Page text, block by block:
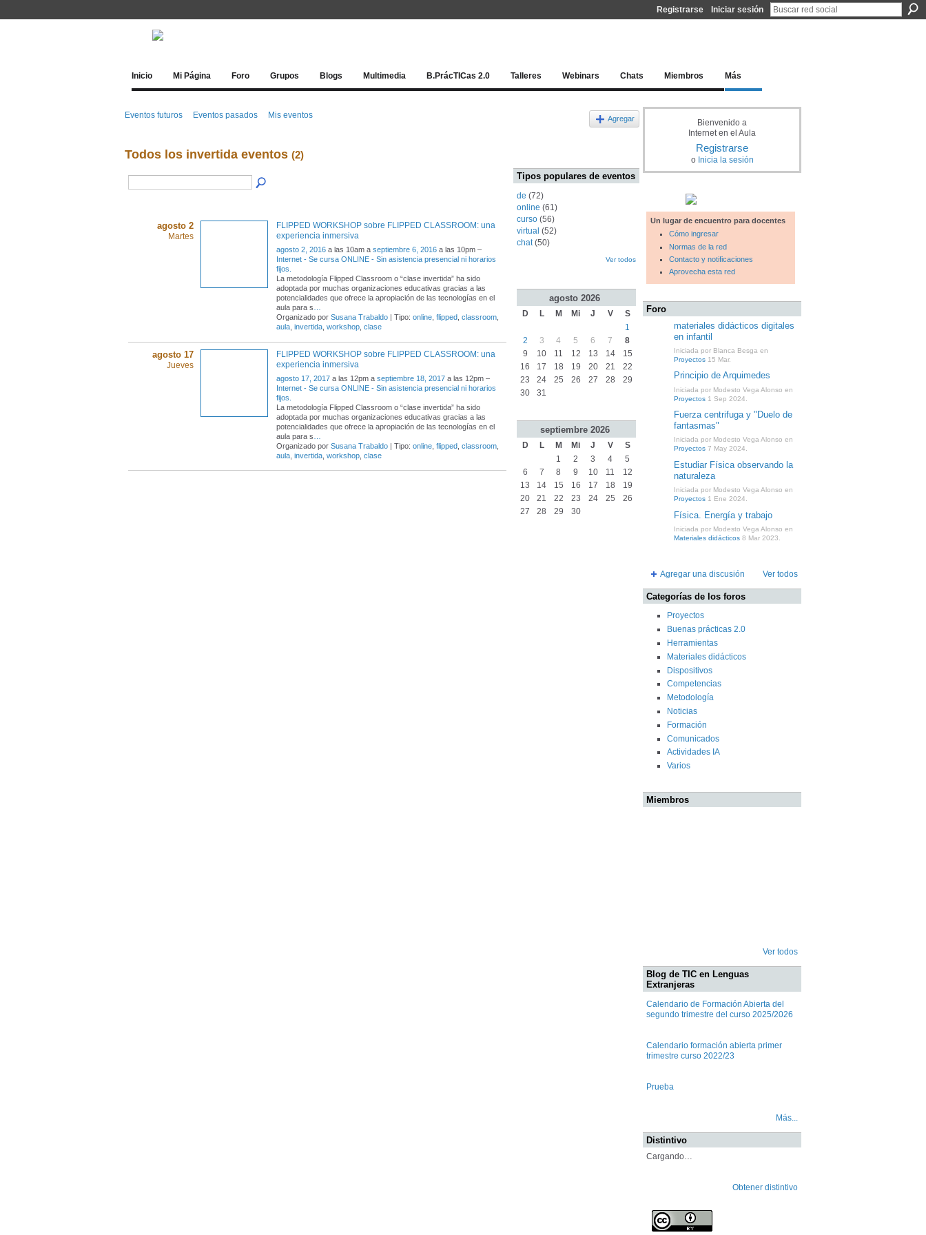
Registrarse Iniciar sesión
Inicio Mi Página Foro Grupos Blogs Multimedia B.PrácTICas 2.0 Talleres Webinars Chats Miembros Más
Eventos futuros Eventos pasados Mis eventos Agregar
Todos los invertida eventos (2)
agosto 2
Martes
FLIPPED WORKSHOP sobre FLIPPED CLASSROOM: una
experiencia inmersiva
agosto 2, 2016 a las 10am a septiembre 6, 2016 a las 10pm –
Internet - Se cursa ONLINE - Sin asistencia presencial ni horarios
fijos.
La metodología Flipped Classroom o “clase invertida” ha sido
adoptada por muchas organizaciones educativas gracias a las
potencialidades que ofrece la apropiación de las tecnologías en el
aula para s…
Organizado por Susana Trabaldo | Tipo: online, flipped, classroom,
aula, invertida, workshop, clase
agosto 17
Jueves
FLIPPED WORKSHOP sobre FLIPPED CLASSROOM: una
experiencia inmersiva
agosto 17, 2017 a las 12pm a septiembre 18, 2017 a las 12pm –
Internet - Se cursa ONLINE - Sin asistencia presencial ni horarios
fijos.
La metodología Flipped Classroom o “clase invertida” ha sido
adoptada por muchas organizaciones educativas gracias a las
potencialidades que ofrece la apropiación de las tecnologías en el
aula para s
Organizado por Susana Trabaldo | Tipo: online flipped classroom
aula invertida workshop clase
Tipos populares de eventos
de (72)
online (61)
curso (56)
virtual (52)
chat(50)
Ver todos
agosto 2026
D L M Mi J V
S
1
2
3 4 5 6 7
8
9
10 11 12 13 14
15
16
17 18 19 20 21
22
23
24 25 26 27 28
29
30
31
septiembre 2026
D L M Mi J V
S
1
2 3 4
5
6
7 8 9 10 11
12
13
14 15 16 17 18
19
20
21 22 23 24 25
26
27
28 29 30
Bienvenido a
Internet en el Aula
Registrarse
o Inicia la sesión
Un lugar de encuentro para docentes
Cómo ingresar
Normas de la red
Contacto y notificaciones
Aprovecha esta red
Foro
materiales didácticos digitales
en infantil
Iniciada por Blanca Besga en
Proyectos 15 Mar.
Principio de Arquimedes
Iniciada por Modesto Vega Alonso en
Proyectos 1 Sep 2024.
Fuerza centrifuga y "Duelo de
fantasmas"
Iniciada por Modesto Vega Alonso en
Proyectos 7 May 2024.
Estudiar Física observando la
naturaleza
Iniciada por Modesto Vega Alonso en
Proyectos 1 Ene 2024.
Física. Energía y trabajo
Iniciada por Modesto Vega Alonso en
Materiales didácticos 8 Mar 2023.
Agregar una discusión Ver todos
Categorías de los foros
Proyectos
Buenas prácticas 2.0
Herramientas
Materiales didácticos
Dispositivos
Competencias
Metodología
Noticias
Formación
Comunicados
Actividades IA
Varios
Miembros
Ver todos
Blog de TIC en Lenguas
Extranjeras
Calendario de Formación Abierta del
segundo trimestre del curso 2025/2026
Calendario formación abierta primer
trimestre curso 2022/23
Prueba
Más...
Distintivo
Cargando…
Obtener distintivo